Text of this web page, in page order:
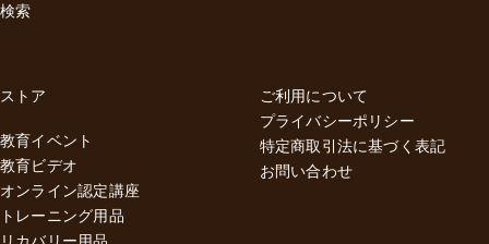
検索
ストア
教育イベント
教育ビデオ
オンライン認定講座
トレーニング用品
ご利用について
プライバシーポリシー
特定商取引法に基づく表記
お問い合わせ